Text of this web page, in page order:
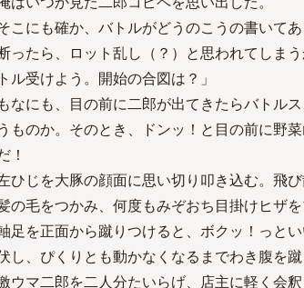
こにも確か、バトルがどうのこうの書いてあ
ったら、ロット乱し（？）と思われてしま
ル受けよう。開始の合図は？」
なにも、目の前に二郎が出てきたらバトルス
ものか。そのとき、ドンッ！と目の前に野菜
！
ひじを大豚の顔面に思い切り叩き込む。飛び
の毛をつかみ、何度もみぞおち目掛けヒザを
足を正面から蹴りつけると、ボクッ！っとい
し、ぴくりとも動かなくなるまでわき腹を蹴
ウマ二郎を二人分たいらげ、店主に軽く会釈